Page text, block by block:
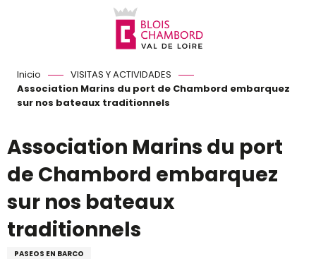
Inicio
VISITAS Y ACTIVIDADES
Association Marins du port de Chambord embarquez
sur nos bateaux traditionnels
Association Marins du port
de Chambord embarquez
sur nos bateaux
traditionnels
PASEOS EN BARCO